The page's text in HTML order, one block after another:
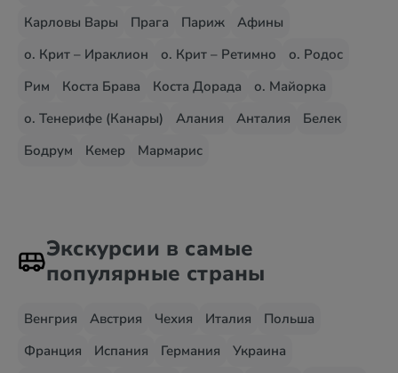
Карловы Вары
Прага Париж
Афины
о. Крит – Ираклион
о. Крит – Ретимно
о. Родос
Рим
Коста Брава Коста Дорада
о. Майорка
о. Тенерифе (Канары)
Алания Анталия
Белек
Бодрум
Кемер Мармарис
Экскурсии в самые
популярные страны
Венгрия Австрия Чехия Италия
Польша
Франция
Испания Германия
Украина